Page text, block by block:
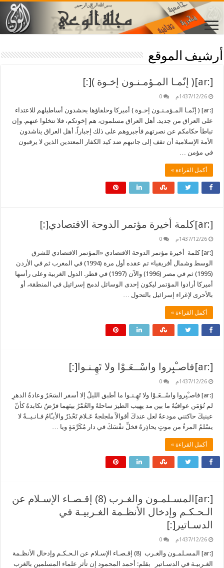
أرشيف الموقع
[:ar]( إنّمـا المـؤمـنـون إخـوة )[:]
1437/12/26م 0
[:ar] ( إنّمـا المـؤمـنـون إخـوة ) أميركا وحلفاؤها يحشدون أساطيلهم للاعتداء
على العراق من جديد. أهل العراق مسلمون، هم إخوتكم، فلا تتخلوا عنهم. وإن
تباطأ حكامكم عن نصرتهم فأجبروهم على ذلك إجباراً. أهل العراق يناشدون
الأمة الإسلامية أن تقف إلى جانبهم ضد كيد الكفار المعتدين الذين لا يرقبون
في مؤمن …
أكمل القراءة »
[:ar]كلمة أخيرة مؤتمر الدوحة الاقتصادي[:]
1437/12/26م 0
[:ar] كلمة أخيرة مؤتمر الدوحة الاقتصادي «المؤتمر الاقتصادي للشرق
الوسط وشمال أفريقيا» تم عقده أول مرة (1994) في المغرب ثم في الأردن
(1995) ثم في مصر (1996) والآن (1997) في قطر. الدول الغربية وعلى رأسها
أميركا أرادوا المؤتمر ليكون إحدى الوسائل لدمج إسرائيل في المنطقة، أو
بالأحرى لإغراء إسرائيل بالتحول …
أكمل القراءة »
[:ar]فاصـْبِروا واسْــعَـوْا ولا تَهِـنـوا[:]
1437/12/26م 0
[:ar] فاصـْبِروا واسْــعَـوْا ولا تَهِـنـوا ما أطبق الليلُ إلا أسفر السَحَرُ وعادةُ الدهرِ
لم تُؤمَن عواقبُهُ ما بين مد يهيب الطيرَ ساحلهُ والعُمْرُ بينَهما فرْضٌ نكابدهُ كأنّ
عينيكَ حاكتني مودعةً لعل عندكَ أقوالاً ملجلجةً عَـلامَ تَحْذَرُ والأيـّامُ فـانـيــةٌ لا
يسْلمُ المرءُ من موتٍ يحاذِرهُ فخلِّ نفْسَكَ في دار مُكَرَّمَةٍ ويا …
أكمل القراءة »
[:ar]المسـلمـون والغـرب (8) إقـصـاء الإسـلام عن
الـحـكـم وإدخال الأنظـمة الغـربيـة في
الدسـاتير[:]
1437/12/26م 0
[:ar] المسـلمـون والغـرب (8) إقـصـاء الإسـلام عن الـحـكـم وإدخال الأنظـمة
الغـربيـة في الدسـاتير بقلم: أحمد المحمود إن تأثر علماء المسلمين بالغرب